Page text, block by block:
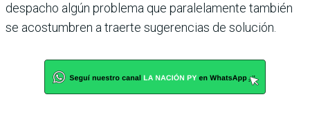
despacho algún problema que paralelamente también
se acostumbren a traerte sugerencias de solución.